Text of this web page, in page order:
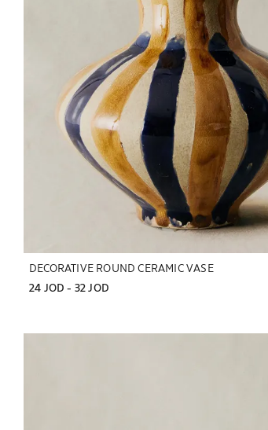
DECORATIVE ROUND CERAMIC VASE
24 JOD - 32 JOD